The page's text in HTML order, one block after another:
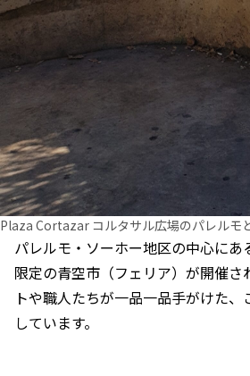
Plaza Cortazar コルタサル広場のパレルモ
パレルモ・ソーホー地区の中心にあ
限定の青空市（フェリア）が開催さ
トや職人たちが一品一品手がけた
しています。